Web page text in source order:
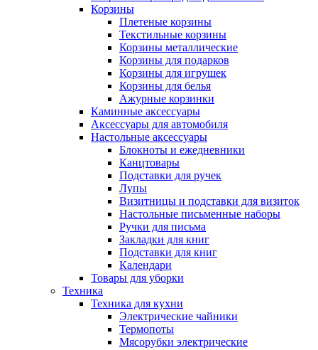
Корзины
Плетеные корзины
Текстильные корзины
Корзины металлические
Корзины для подарков
Корзины для игрушек
Корзины для белья
Ажурные корзинки
Каминные аксессуары
Аксессуары для автомобиля
Настольные аксессуары
Блокноты и ежедневники
Канцтовары
Подставки для ручек
Лупы
Визитницы и подставки для визиток
Настольные письменные наборы
Ручки для письма
Закладки для книг
Подставки для книг
Календари
Товары для уборки
Техника
Техника для кухни
Электрические чайники
Термопоты
Мясорубки электрические